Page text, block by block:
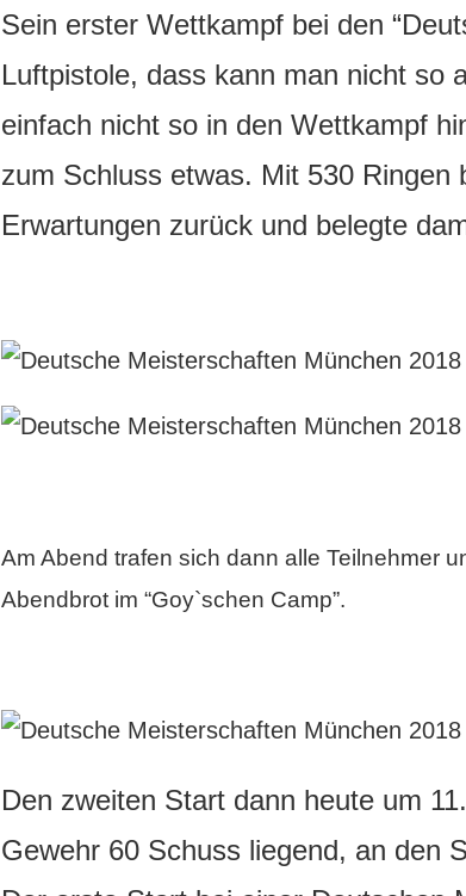
Sein erster Wettkampf bei den
Luftpistole, dass kann man nicht so
einfach nicht so in den Wettkampf
zum Schluss etwas. Mit 530 Ringen
Erwartungen zurück und belegte
Am Abend trafen sich dann alle Teilnehmer
Abendbrot im “Goy`schen Camp”.
Den zweiten Start dann heute um
Gewehr 60 Schuss liegend, an den